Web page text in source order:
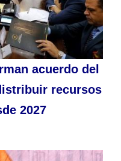
acuerdo del
recursos
2027